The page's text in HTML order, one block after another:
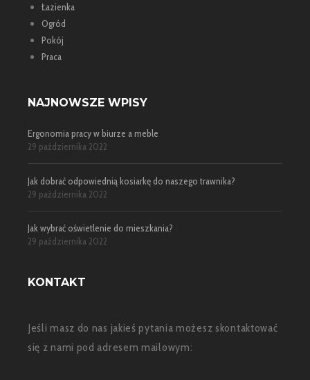
Łazienka
Ogród
Pokój
Praca
NAJNOWSZE WPISY
Ergonomia pracy w biurze a meble
29 października 2022
Jak dobrać odpowiednią kosiarkę do naszego trawnika?
29 października 2022
Jak wybrać oświetlenie do mieszkania?
29 października 2022
KONTAKT
Jeśli masz do nas jakieś pytania możesz skontaktować
się z nami pod adresem mailowym: